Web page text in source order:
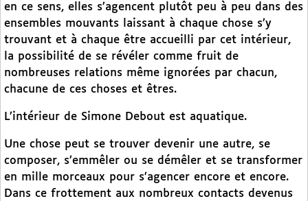
en ce sens, elles s’agencent plutôt peu à peu dans des
ensembles mouvants laissant à chaque chose s’y
trouvant et à chaque être accueilli par cet intérieur,
la possibilité de se révéler comme fruit de
nombreuses relations même ignorées par chacun,
chacune de ces choses et êtres.
L’intérieur de Simone Debout est aquatique.
Une chose peut se trouver devenir une autre, se
composer, s’emmêler ou se démêler et se transformer
en mille morceaux pour s’agencer encore et encore.
Dans ce frottement aux nombreux contacts devenus